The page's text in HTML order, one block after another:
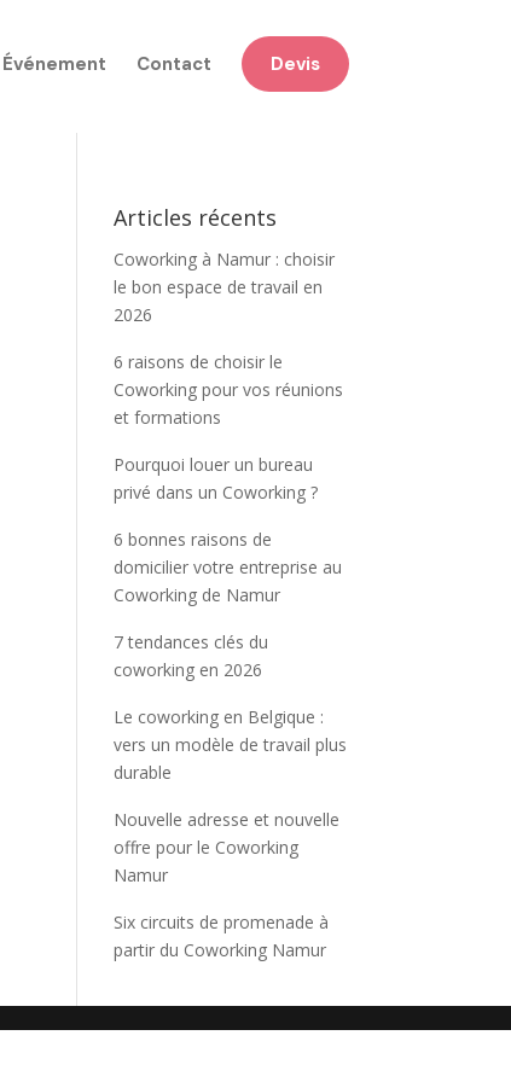
Événement Contact Devis
Articles récents
Coworking à Namur : choisir
le bon espace de travail en
2026
6 raisons de choisir le
Coworking pour vos réunions
et formations
Pourquoi louer un bureau
privé dans un Coworking ?
6 bonnes raisons de
domicilier votre entreprise au
Coworking de Namur
7 tendances clés du
coworking en 2026
Le coworking en Belgique :
vers un modèle de travail plus
durable
Nouvelle adresse et nouvelle
offre pour le Coworking
Namur
Six circuits de promenade à
partir du Coworking Namur